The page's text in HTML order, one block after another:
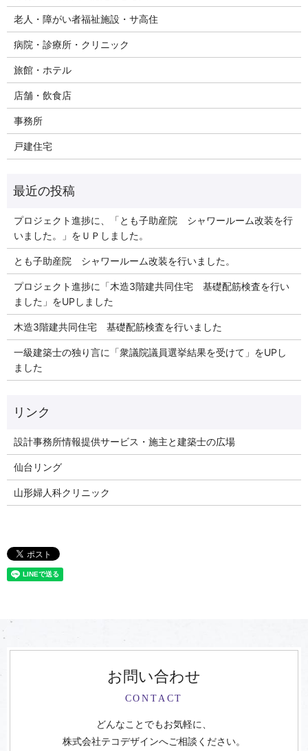
老人・障がい者福祉施設・サ高住
病院・診療所・クリニック
旅館・ホテル
店舗・飲食店
事務所
戸建住宅
プロジェクト進捗に、「とも子助産院 シャワールーム改装を行
いました。」をＵＰしました。
とも子助産院 シャワールーム改装を行いました。
プロジェクト進捗に「木造3階建共同住宅 基礎配筋検査を行い
ました」をUPしました
木造3階建共同住宅 基礎配筋検査を行いました
一級建築士の独り言に「衆議院議員選挙結果を受けて」をUPし
ました
リンク
設計事務所情報提供サービス・施主と建築士の広場
仙台リング
山形婦人科クリニック
お問い合わせ
CONTACT
どんなことでもお気軽に、
株式会社テコデザインへご相談ください。